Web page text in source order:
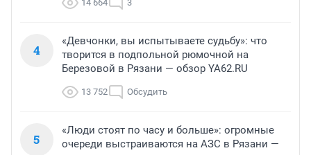
14 664 3
4
«Девчонки, вы испытываете судьбу»: что
творится в подпольной рюмочной на
Березовой в Рязани — обзор YA62.RU
13 752 Обсудить
5
«Люди стоят по часу и больше»: огромные
очереди выстраиваются на АЗС в Рязани —